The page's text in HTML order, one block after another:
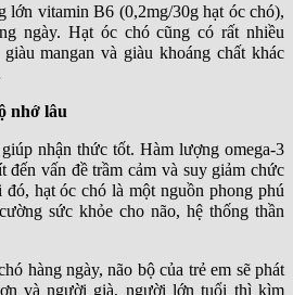
lớn vitamin B6 (0,2mg/30g hạt óc chó),
ngày. Hạt óc chó cũng có rất nhiều
mangan và giàu khoáng chất khác
nhớ lâu
nhận thức tốt. Hàm lượng omega-3
đến vấn đề trầm cảm và suy giảm chức
hạt óc chó là một nguồn phong phú
sức khỏe cho não, hệ thống thần
hàng ngày, não bộ của trẻ em sẽ phát
và người già, người lớn tuổi thì kìm